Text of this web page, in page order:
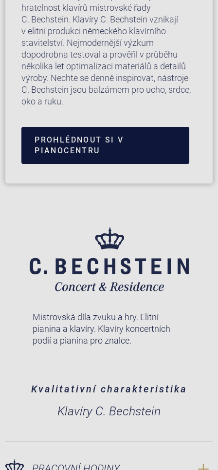
hratelnost klavírů mistrovské řady
C. Bechstein. Klavíry C. Bechstein vznikají
v elitní produkci německého klavírního
stavitelství. Nejmodernější výzkum
dopodrobna testoval a prověřil v průběhu
několika let optimalizaci materiálů a detailů
výroby. Nechte se denně inspirovat, nástroje
C. Bechstein jsou balzámem pro ucho, srdce,
oko a ruku.
PROHLÉDNOUT SI V
PIANOCENTRU
Mistrovská díla zvuku a hry. Elitní
pianina a klavíry. Klavíry koncertních
podií a pianina pro znalce.
Kvalitativní charakteristika
Klavíry C. Bechstein